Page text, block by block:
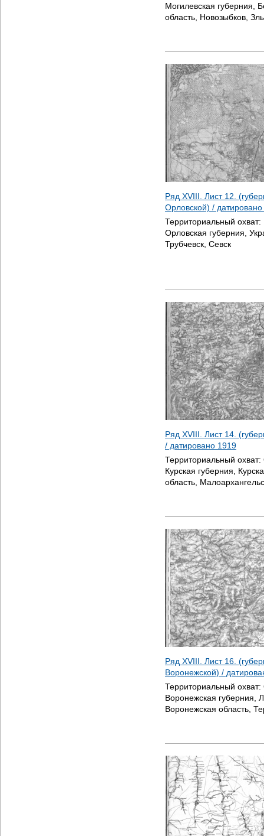
Могилевская губерния,
область, Новозыбков,
Ряд XVIII. Лист 12.
Орловской) / датировано
Территориальный охват:
Орловская губерния,
Трубчевск, Севск
Ряд XVIII. Лист 14.
/ датировано 1919
Территориальный охват:
Курская губерния,
область,
Ряд XVIII. Лист 16.
Воронежской) /
Территориальный охват:
Воронежская губерния,
Воронежская область,